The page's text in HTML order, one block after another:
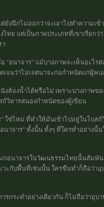
งนึกไม่ออกว่าจะเอาไปทำความเข้
ไทย แต่เป็นภาพประเภทที่เขาเรีย
"อนาจาร" แม้บางภาพจะเห็นอะไร
จนว่าไม่เจตนาจะก่อกำหนัดแก่ผู้พบ
งห้องน้ำได้หรือไม่ เพราะบางภาพ
วิหารสนองกำหนัดของผู้เขียน
ใช่ไหม ที่ทำให้มันเข้าไปอยู่ในโบส
นาจาร" ทั้งนั้น ทั้งๆ ที่ใครทำอย่างนั้
กอนาจารในวัฒนธรรมไทยนั้นสัม
าะกับพื้นที่เช่นนั้น ใครขืนทำก็ถือว่า
รกระทำอย่างเดียวกัน ก็ไม่ถือว่าอุบ